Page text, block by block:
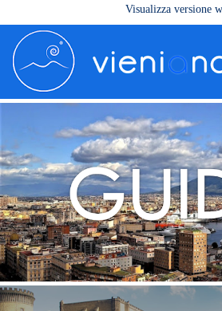
Visualizza versione